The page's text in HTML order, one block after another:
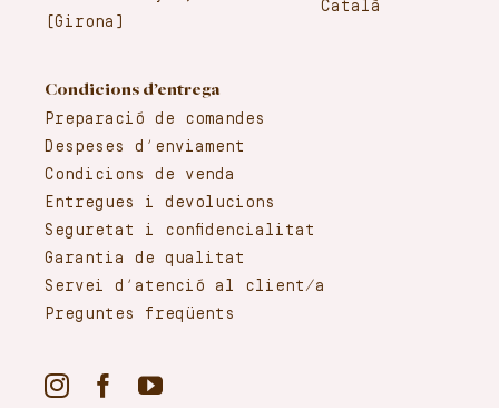
Català
(Girona)
Condicions d’entrega
Preparació de comandes
Despeses d’enviament
Condicions de venda
Entregues i devolucions
Seguretat i confidencialitat
Garantia de qualitat
Servei d’atenció al client/a
Preguntes freqüents